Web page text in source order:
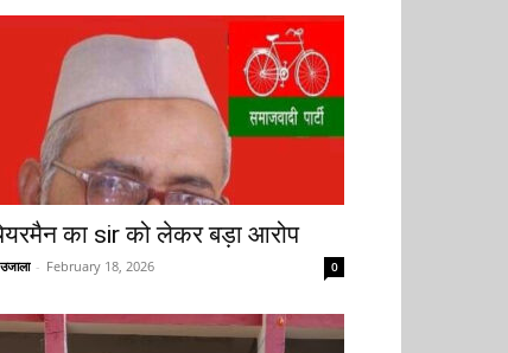
का sir को लेकर बड़ा आरोप
- February 18, 2026 0